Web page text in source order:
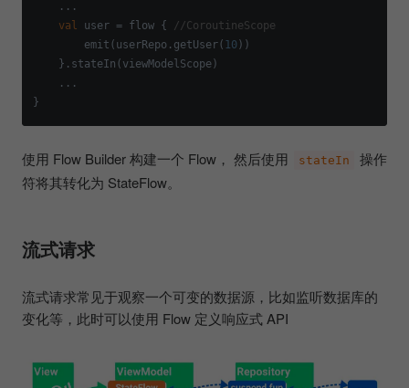
val user = flow { //CoroutineScope
        emit(userRepo.getUser(
10 ))
使用 Flow Builder 构建一个 Flow， 然后使用 stateIn
操作
符将其转化为 StateFlow。
流式请求
流式请求常见于观察一个可变的数据源，比如监听数据库的
变化等，此时可以使用 Flow 定义响应式 API